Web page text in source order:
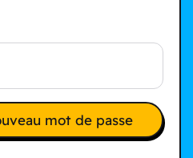
mot de passe